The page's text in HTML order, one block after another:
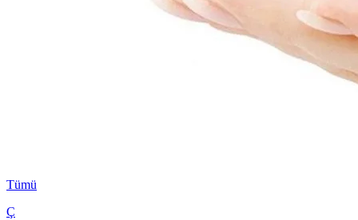
Tümü
Ç